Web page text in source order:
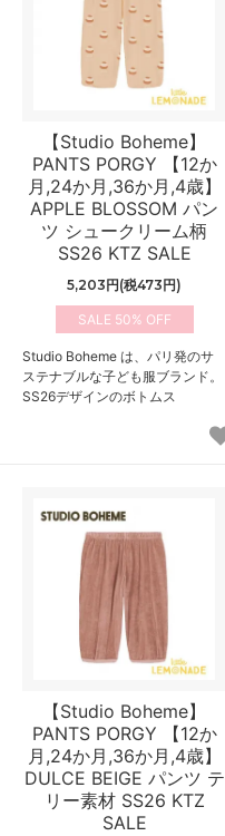
【Studio Boheme】
PANTS PORGY 【12か
月,24か月,36か月,4歳】
APPLE BLOSSOM パン
ツ シュークリーム柄
SS26 KTZ SALE
5,203円(税473円)
50%
Studio Boheme は、パリ発のサ
ステナブルな子ども服ブランド。
SS26デザインのボトムス
【Studio Boheme】
PANTS PORGY 【12か
月,24か月,36か月,4歳】
DULCE BEIGE パンツ テ
リー素材 SS26 KTZ
SALE